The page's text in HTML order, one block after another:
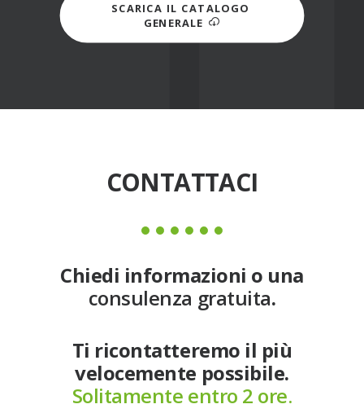
SCARICA IL CATALOGO
GENERALE
CONTATTACI
Chiedi informazioni o una
consulenza gratuita.
Ti ricontatteremo il più
velocemente possibile.
Solitamente entro 2 ore.